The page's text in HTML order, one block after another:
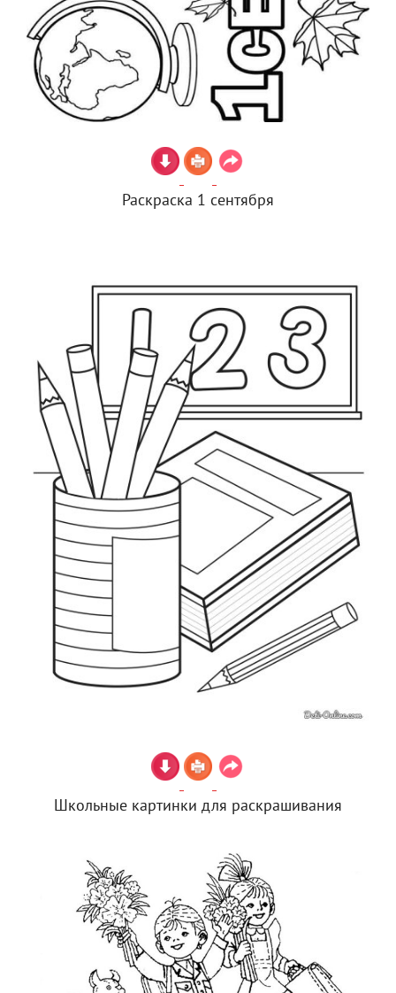
Раскраска 1 сентября
Школьные картинки для раскрашивания